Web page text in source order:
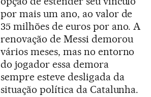
por mais um ano, ao valor de
35 milhões de euros por ano. A
renovação de Messi demorou
vários meses, mas no entorno
do jogador essa demora
sempre esteve desligada da
situação política da Catalunha.